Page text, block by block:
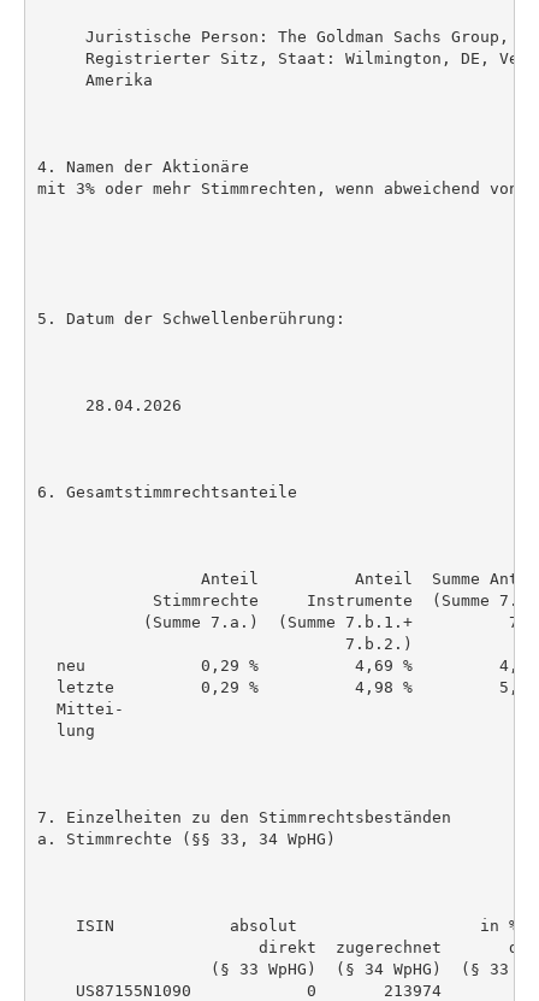
Juristische Person: The Goldman Sachs Group,
Registrierter Sitz, Staat: Wilmington, DE,
     Amerika
4. Namen der Aktionäre
mit 3% oder mehr Stimmrechten, wenn abweichend von
5. Datum der Schwellenberührung:
     28.04.2026
6. Gesamtstimmrechtsanteile
Anteil          Anteil  Summe
Stimmrechte     Instrumente  (Summe
(Summe 7.a.)  (Summe 7.b.1.+
                                7.b.2.)
neu            0,29 %          4,69 %
letzte         0,29 %          4,98 %
  Mittei-
  lung
7. Einzelheiten zu den Stimmrechtsbeständen
a. Stimmrechte (§§ 33, 34 WpHG)
    ISIN            absolut                   in %
direkt  zugerechnet
(§ 33 WpHG)  (§ 34 WpHG)  (§ 33
US87155N1090            0       213974